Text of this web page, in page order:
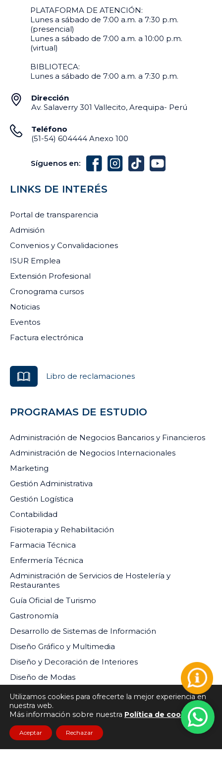
PLATAFORMA DE ATENCIÓN:
Lunes a sábado de 7:00 a.m. a 7:30 p.m.
(presencial)
Lunes a sábado de 7:00 a.m. a 10:00 p.m.
(virtual)
BIBLIOTECA:
Lunes a sábado de 7:00 a.m. a 7:30 p.m.
Dirección
Av. Salaverry 301 Vallecito, Arequipa- Perú
Teléfono
(51-54) 604444 Anexo 100
Síguenos en:
LINKS DE INTERÉS
Portal de transparencia
Admisión
Convenios y Convalidaciones
ISUR Emplea
Extensión Profesional
Cronograma cursos
Noticias
Eventos
Factura electrónica
Libro de reclamaciones
PROGRAMAS DE ESTUDIO
Administración de Negocios Bancarios y Financieros
Administración de Negocios Internacionales
Marketing
Gestión Administrativa
Gestión Logística
Contabilidad
Fisioterapia y Rehabilitación
Farmacia Técnica
Enfermería Técnica
Administración de Servicios de Hostelería y
Restaurantes
Guía Oficial de Turismo
Gastronomía
Desarrollo de Sistemas de Información
Diseño Gráfico y Multimedia
Diseño y Decoración de Interiores
Diseño de Modas
INSTITUTO DE EDUCACIÓN SUPERIOR PRIVADO DEL
SUR RM-073-2024-MINEDU
Todos los derechos reservados
Utilizamos cookies para ofrecerte la mejor experiencia en
nuestra web.
Más información sobre nuestra Política de cookies
Aceptar Rechazar